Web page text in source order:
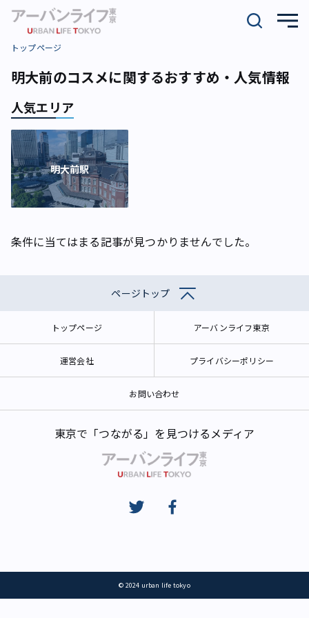
トップページ
明大前のコスメに関するおすすめ・人気情報
人気エリア
明大前駅
条件に当てはまる記事が見つかりませんでした。
ページトップ
トップページ アーバンライフ東京
運営会社 プライバシーポリシー
お問い合わせ
東京で「つながる」を見つけるメディア
© 2024 urban life tokyo